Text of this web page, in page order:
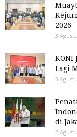
2026
3
KONI
Lagi
3
di
2